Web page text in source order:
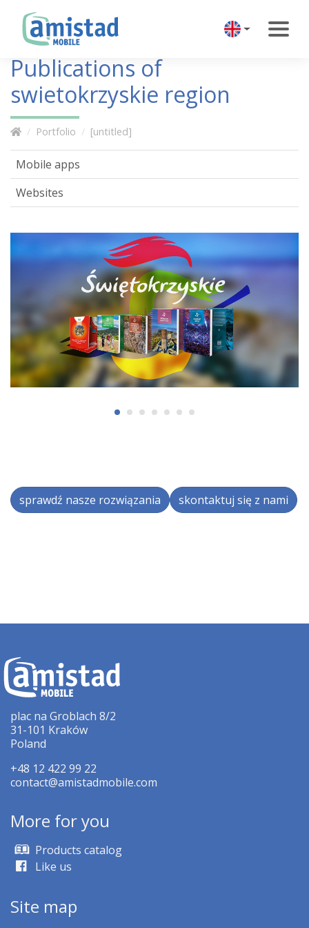
Publications of
swietokrzyskie region
Portfolio [untitled]
sprawdź nasze rozwiązania skontaktuj się z nami
Mobile apps
Websites
plac na Groblach 8/2
31-101 Kraków
Poland
+48 12 422 99 22
contact@amistadmobile.com
More for you
Products catalog
Like us
Site map